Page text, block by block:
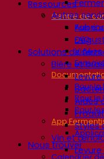
Ressources
Centre de
Avis
FAQ
Vidéos
Pour la
Pour le
Pour
App
Nous trouver
Autres
Solutions de
Bière et
Aides
Styles
Vin et